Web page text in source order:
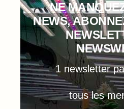
NE
NEWS,
1 newsletter
tous les